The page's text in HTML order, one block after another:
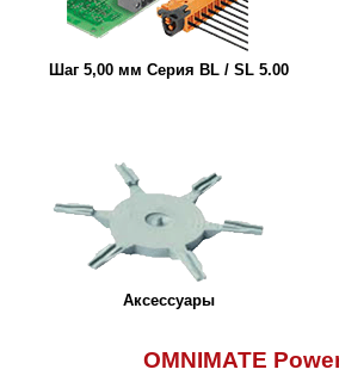
Шаг 5,00 мм Серия BL / SL 5.00
Аксессуары
OMNIMATE